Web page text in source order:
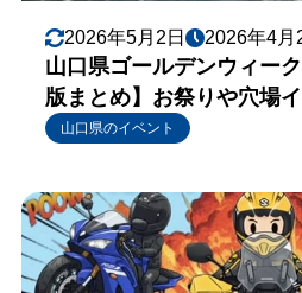
2026年5月2日 2026年4月
山口県ゴールデンウィー
版まとめ】お祭りや穴場
山口県のイベント